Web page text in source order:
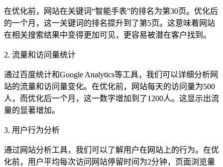
在优化前，网站在关键词“智能手表”的排名为第30页。优化后
的一个月，这一关键词的排名提升到了第5页。这意味着网站
在相关搜索结果中变得更加可见，更容易被潜在客户找到。
2. 流量和访问量统计
通过百度统计和Google Analytics等工具，我们可以详细分析网
站的流量和访问量变化。在优化前，网站每天的访问量为500
人，而优化后一个月，这一数字增加到了1200人。这显示出流
量的显著增加。
3. 用户行为分析
通过网站分析工具，我们可以了解用户在网站上的行为。在优
化前，用户平均每次访问网站停留时间为2分钟，页面浏览量